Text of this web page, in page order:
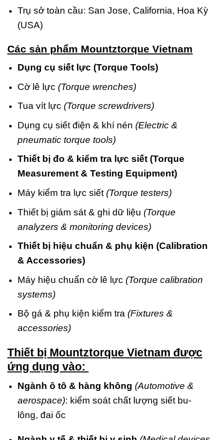
Trụ sở toàn cầu: San Jose, California, Hoa Kỳ
(USA)
Các sản phẩm Mountztorque Vietnam
Dụng cụ siết lực (Torque Tools)
Cờ lê lực (Torque wrenches)
Tua vít lực (Torque screwdrivers)
Dụng cụ siết điện & khí nén (Electric &
pneumatic torque tools)
Thiết bị đo & kiểm tra lực siết (Torque
Measurement & Testing Equipment)
Máy kiểm tra lực siết (Torque testers)
Thiết bị giám sát & ghi dữ liệu (Torque
analyzers & monitoring devices)
Thiết bị hiệu chuẩn & phụ kiện (Calibration
& Accessories)
Máy hiệu chuẩn cờ lê lực (Torque calibration
systems)
Bộ gá & phụ kiện kiểm tra (Fixtures &
accessories)
Thiết bị Mountztorque Vietnam được
ứng dụng vào:
Ngành ô tô & hàng không (Automotive &
aerospace): kiểm soát chất lượng siết bu-
lông, đai ốc